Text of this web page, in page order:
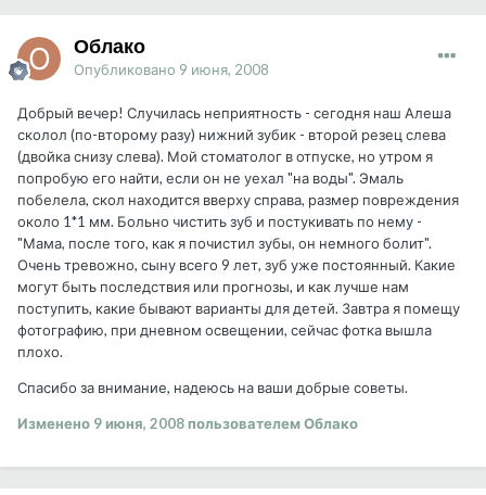
Облако
Опубликовано 9 июня, 2008
Добрый вечер! Случилась неприятность - сегодня наш Алеша
сколол (по-второму разу) нижний зубик - второй резец слева
(двойка снизу слева). Мой стоматолог в отпуске, но утром я
попробую его найти, если он не уехал "на воды". Эмаль
побелела, скол находится вверху справа, размер повреждения
около 1*1 мм. Больно чистить зуб и постукивать по нему -
"Мама, после того, как я почистил зубы, он немного болит".
Очень тревожно, сыну всего 9 лет, зуб уже постоянный. Какие
могут быть последствия или прогнозы, и как лучше нам
поступить, какие бывают варианты для детей. Завтра я помещу
фотографию, при дневном освещении, сейчас фотка вышла
плохо.
Спасибо за внимание, надеюсь на ваши добрые советы.
Изменено 9 июня, 2008пользователем Облако